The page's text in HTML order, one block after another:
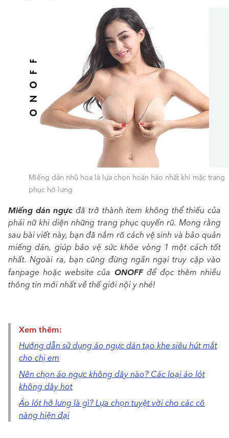
Miếng dán nhũ hoa là lựa chọn hoàn hảo nhất khi mặc trang
phục hở lưng
Miếng dán ngực đã trở thành item không thể thiếu của
phái nữ khi diện những trang phục quyến rũ. Mong rằng
sau bài viết này, bạn đã nắm rõ cách vệ sinh và bảo quản
miếng dán, giúp bảo vệ sức khỏe vòng 1 một cách tốt
nhất. Ngoài ra, bạn cũng đừng ngần ngại truy cập vào
fanpage hoặc website của ONOFFđể đọc thêm nhiều
thông tin mới nhất về thế giới nội y nhé!
Xem thêm:
Hướng dẫn sử dụng áo ngực dán tạo khe siêu hút mắt
cho chị em
Nên chọn áo ngực không dây nào? Các loại áo lót
không dây hot
Áo lót hở lưng là gì? Lựa chọn tuyệt vời cho các cô
nàng hiện đại